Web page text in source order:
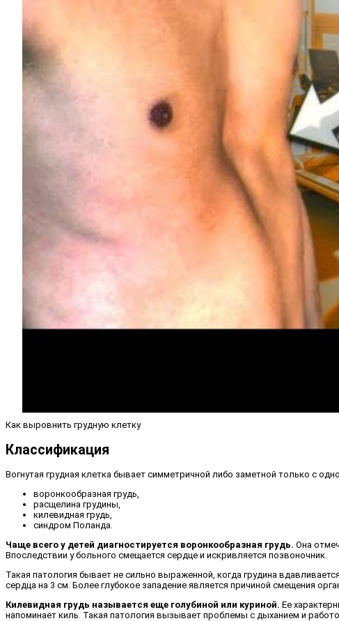
Как выровнить грудную клетку
Классификация
Вогнутая грудная клетка бывает симметричной либо заметной только с
воронкообразная грудь,
расщелина грудины,
килевидная грудь,
синдром Поланда.
Чаще всего у детей диагностируется воронкообразная грудь. Она
Впоследствии у больного смещается сердце и искривляется позвоночник.
Такая патология бывает не сильно выраженной, когда грудина
сердца на 3 см. Более глубокое западение является причиной смещения
Килевидная грудь называется еще голубиной или куриной. Ее
напоминает киль. Такая патология вызывает проблемы с дыханием и